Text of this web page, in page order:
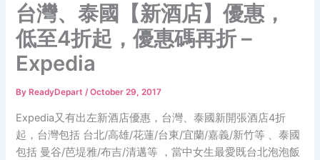
台灣、泰國【新酒店】優惠，
低至4折起，優惠碼再折 –
Expedia
By ReadyDepart/October 29, 2017
Expedia又有出左新酒店優惠，台灣、泰國新開張酒店4折
起，台灣包括 台北/高雄/花蓮/台東/宜蘭/嘉義/新竹等 、泰國
包括 曼谷/芭堤雅/布吉/清邁等 ，當中女生最愛既台北泡泡飯